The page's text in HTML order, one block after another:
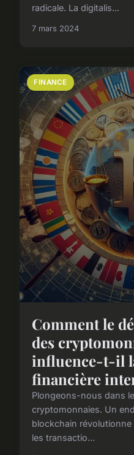
radicale. La digitalis...
7 mars 2024
FINANCE
Comment le
des
influence-t-il
financière
Plongeons-nous dans
cryptomonnaies. Un
blockchain
les transactio...